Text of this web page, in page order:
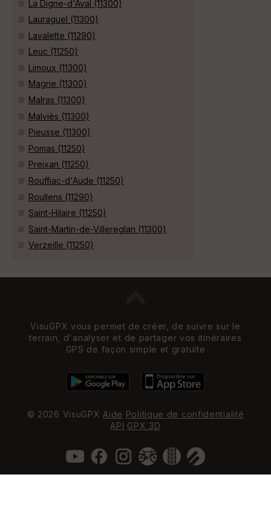
La Digne-d'Aval (11300)
Lauraguel (11300)
Lavalette (11290)
Leuc (11250)
Limoux (11300)
Magrie (11300)
Malras (11300)
Malviès (11300)
Pieusse (11300)
Pomas (11250)
Preixan (11250)
Rouffiac-d'Aude (11250)
Roullens (11290)
Saint-Hilaire (11250)
Saint-Martin-de-Villereglan (11300)
Verzeille (11250)
VisuGPX vous permet de créer, de suivre sur le
terrain, d'analyser et de partager vos itinéraires
GPS de façon simple et gratuite
© 2026 VisuGPXAide Politique de confidentialité
API GPX 3D